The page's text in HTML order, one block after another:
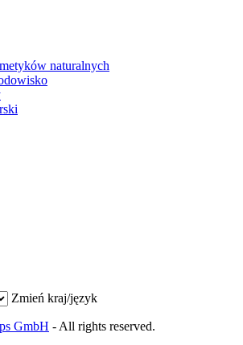
naturalnych
Zmień kraj/język
GmbH - All rights reserved.